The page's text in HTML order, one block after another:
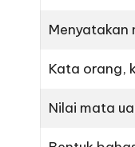
Menyatakan
Kata orang,
Nilai mata